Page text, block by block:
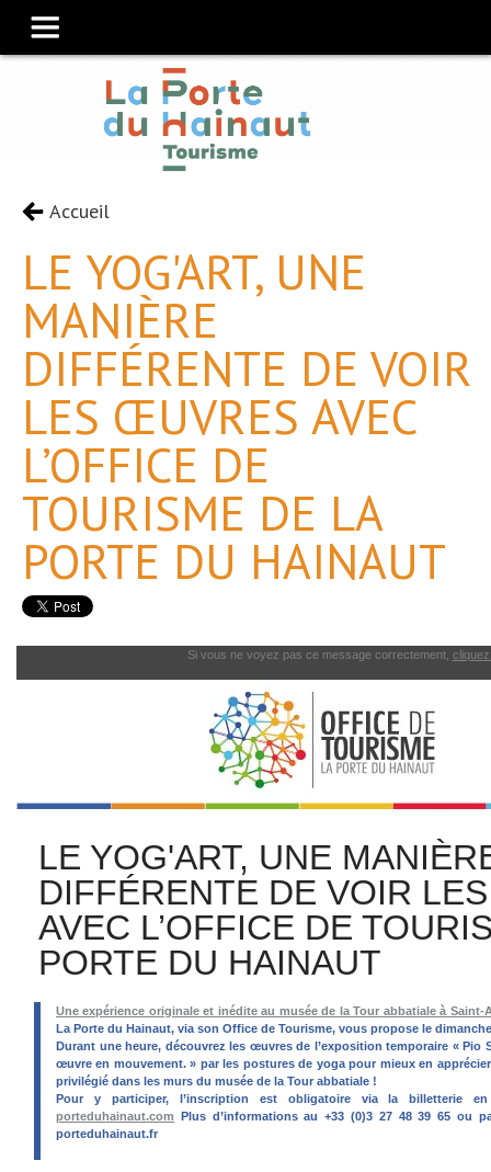
Accueil
LE YOG'ART, UNE
MANIÈRE
DIFFÉRENTE DE VOIR
LES ŒUVRES AVEC
L’OFFICE DE
TOURISME DE LA
PORTE DU HAINAUT
Si vous ne voyez pas ce message correctement,
LE YOG'ART, UNE
DIFFÉRENTE DE VOIR
AVEC L’OFFICE DE
PORTE DU HAINAUT
Une expérience originale et inédite au musée de la Tour abbatiale à Saint-
La Porte du Hainaut, via son Office de Tourisme, vous propose le
Durant une heure, découvrez les œuvres de l’exposition temporaire « Pio
œuvre en mouvement. » par les postures de yoga pour mieux en
privilégié dans les murs du musée de la Tour abbatiale !
Pour y participer, l’inscription est obligatoire via la billetterie
porteduhainaut.com Plus d’informations au +33 (0)3 27 48 39 65 ou
porteduhainaut.fr